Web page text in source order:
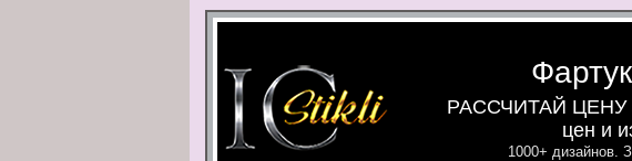
РАССЧИТАЙ ЦЕНУ
цен и
1000+ дизайнов.